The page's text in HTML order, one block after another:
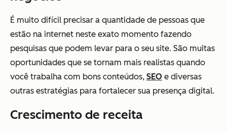
É muito difícil precisar a quantidade de pessoas que
estão na internet neste exato momento fazendo
pesquisas que podem levar para o seu site. São muitas
oportunidades que se tornam mais realistas quando
você trabalha com bons conteúdos, SEO e diversas
outras estratégias para fortalecer sua presença digital.
Crescimento de receita